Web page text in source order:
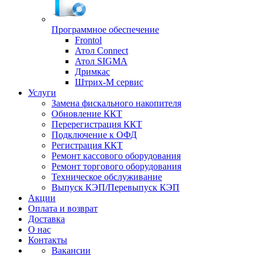
Программное обеспечение
Frontol
Атол Connect
Атол SIGMA
Дримкас
Штрих-М сервис
Услуги
Замена фискального накопителя
Обновление ККТ
Перерегистрация ККТ
Подключение к ОФД
Регистрация ККТ
Ремонт кассового оборудования
Ремонт торгового оборудования
Техническое обслуживание
Выпуск КЭП/Перевыпуск КЭП
Акции
Оплата и возврат
Доставка
О нас
Контакты
Вакансии